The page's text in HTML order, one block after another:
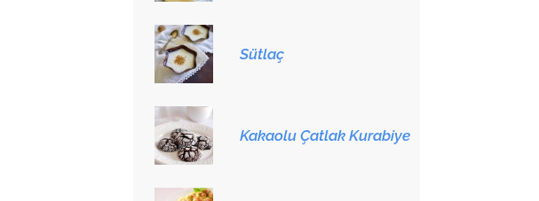
Sütlaç
Kakaolu Çatlak Kurabiye